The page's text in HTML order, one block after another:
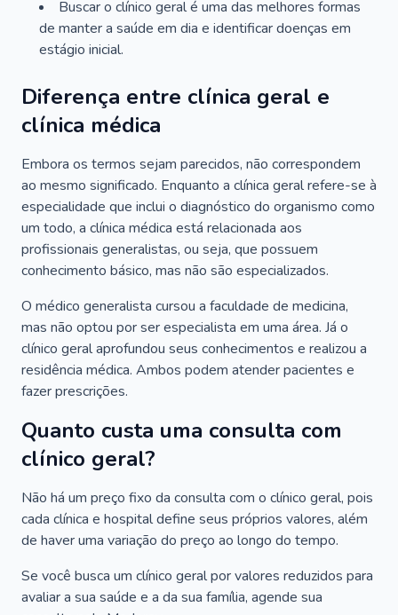
Buscar o clínico geral é uma das melhores formas
de manter a saúde em dia e identificar doenças em
estágio inicial.
Diferença entre clínica geral e
clínica médica
Embora os termos sejam parecidos, não correspondem
ao mesmo significado. Enquanto a clínica geral refere-se à
especialidade que inclui o diagnóstico do organismo como
um todo, a clínica médica está relacionada aos
profissionais generalistas, ou seja, que possuem
conhecimento básico, mas não são especializados.
O médico generalista cursou a faculdade de medicina,
mas não optou por ser especialista em uma área. Já o
clínico geral aprofundou seus conhecimentos e realizou a
residência médica. Ambos podem atender pacientes e
fazer prescrições.
Quanto custa uma consulta com
clínico geral?
Não há um preço fixo da consulta com o clínico geral, pois
cada clínica e hospital define seus próprios valores, além
de haver uma variação do preço ao longo do tempo.
Se você busca um clínico geral por valores reduzidos para
avaliar a sua saúde e a da sua família, agende sua